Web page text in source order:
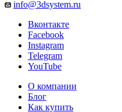
info@3dsystem.ru
Вконтакте
Facebook
Instagram
Telegram
YouTube
О компании
Блог
Как купить